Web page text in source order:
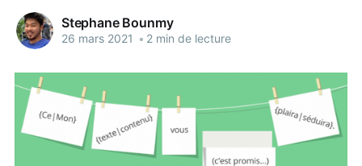
Stephane Bounmy
26 mars 2021 • 2 min de lecture